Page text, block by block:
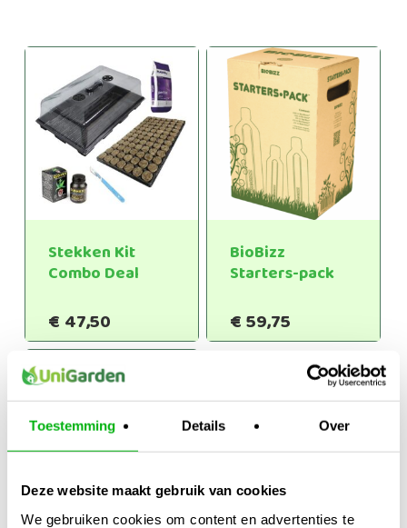
Toestemming Details Over
Deze website maakt gebruik van cookies
We gebruiken cookies om content en advertenties te
Stekken Kit
Combo Deal
€ 47,50
BioBizz
Starters-pack
€59,75